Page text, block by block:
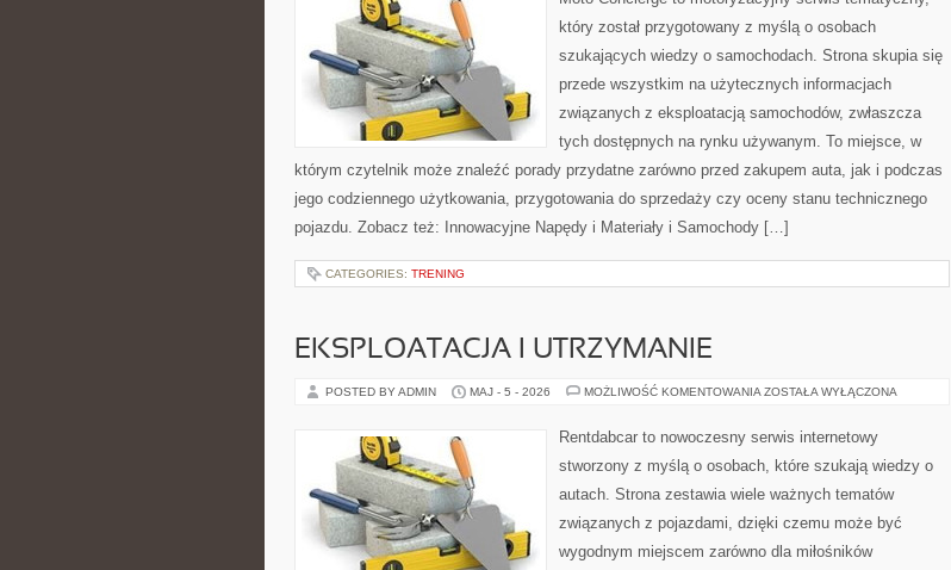
który został przygotowany z myślą o osobach
szukających wiedzy o samochodach. Strona skupia się
przede wszystkim na użytecznych informacjach
związanych z eksploatacją samochodów, zwłaszcza
tych dostępnych na rynku używanym. To miejsce, w
którym czytelnik może znaleźć porady przydatne zarówno przed zakupem auta, jak i podczas
jego codziennego użytkowania, przygotowania do sprzedaży czy oceny stanu technicznego
pojazdu. Zobacz też: Innowacyjne Napędy i Materiały i Samochody […]
CATEGORIES: TRENING
EKSPLOATACJA I UTRZYMANIE
POSTED BY ADMIN MAJ - 5 - 2026 MOŻLIWOŚĆ KOMENTOWANIA EKSPLOATACJA
ZOSTAŁA WYŁĄCZONA
Rentdabcar to nowoczesny serwis internetowy
stworzony z myślą o osobach, które szukają wiedzy o
autach. Strona zestawia wiele ważnych tematów
związanych z pojazdami, dzięki czemu może być
wygodnym miejscem zarówno dla miłośników